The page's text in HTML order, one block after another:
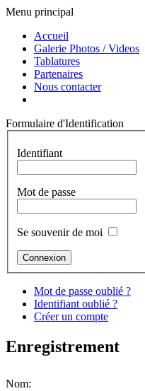
Menu principal
Accueil
Galerie Photos / Videos
Tablatures
Partenaires
Nous contacter
Formulaire d'Identification
Identifiant
Mot de passe
Se souvenir de moi
Mot de passe oublié ?
Identifiant oublié ?
Créer un compte
Enregistrement
Nom: